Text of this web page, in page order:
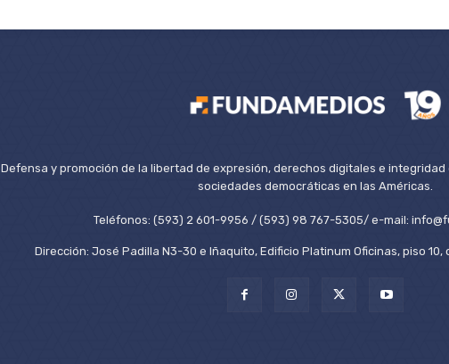
Defensa y promoción de la libertad de expresión, derechos digitales e
sociedades democráticas en las Américas.
Teléfonos: (593) 2 601-9956 / (593) 98 767-5305/ e-mail:
Dirección: José Padilla N3-30 e Iñaquito, Edificio Platinum Oficinas, piso 10,